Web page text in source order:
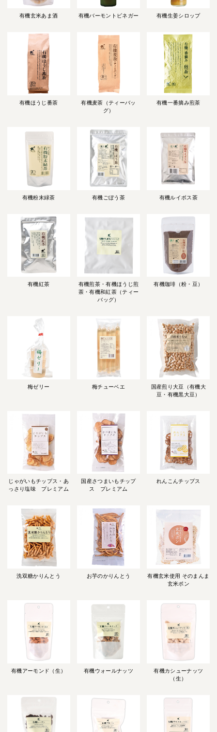
有機玄米あま酒 有機バーモントビネガー 有機生姜シロップ
有機ほうじ番茶
有機麦茶（ティーバッ
グ）
有機一番摘み煎茶
有機粉末緑茶 有機ごぼう茶 有機ルイボス茶
有機紅茶
有機煎茶・有機ほうじ煎
茶・有機和紅茶（ティー
バッグ）
有機珈琲（粉・豆）
梅ゼリー 梅チューベエ
国産煎り大豆（有機大
豆・有機黒大豆）
じゃがいもチップス・あ
っさり塩味 プレミアム
国産さつまいもチップ
ス プレミアム
れんこんチップス
洗双糖かりんとう お芋のかりんとう
有機玄米使用 そのまんま
玄米ポン
有機アーモンド（生） 有機ウォールナッツ
有機カシューナッツ
（生）